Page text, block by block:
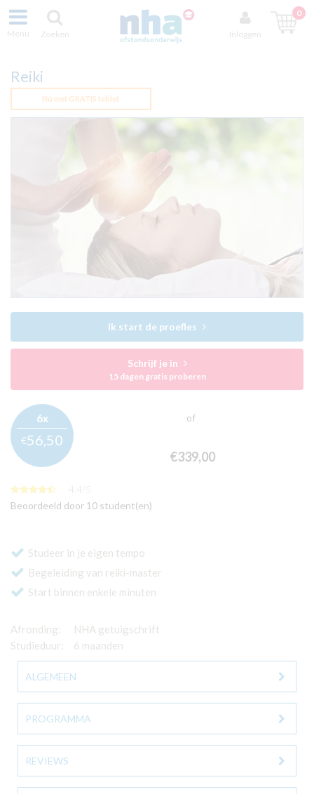
Menu Zoeken Inloggen
0
Reiki
Nú met GRATIS tablet
Ik start de proefles
Schrijf je in
15 dagen gratis proberen
6x
€56, 50
of
€339,00
4.4
Beoordeeld door 10 student(en)
Studeer in je eigen tempo
Begeleiding van reiki-master
Start binnen enkele minuten
Afronding:
NHA getuigschrift
Studieduur:
6 maanden
ALGEMEEN
PROGRAMMA
REVIEWS